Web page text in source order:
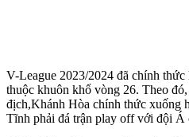
V-League 2023/2024 đã chính thức
thuộc khuôn khổ vòng 26. Theo
địch,Khánh Hòa chính thức xuống
Tĩnh phải đá trận play off với đội Á